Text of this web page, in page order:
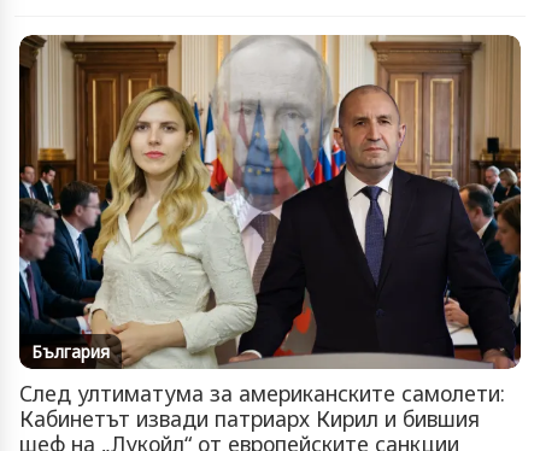
България
След ултиматума за американските самолети:
Кабинетът извади патриарх Кирил и бившия
шеф на „Лукойл“ от европейските санкции